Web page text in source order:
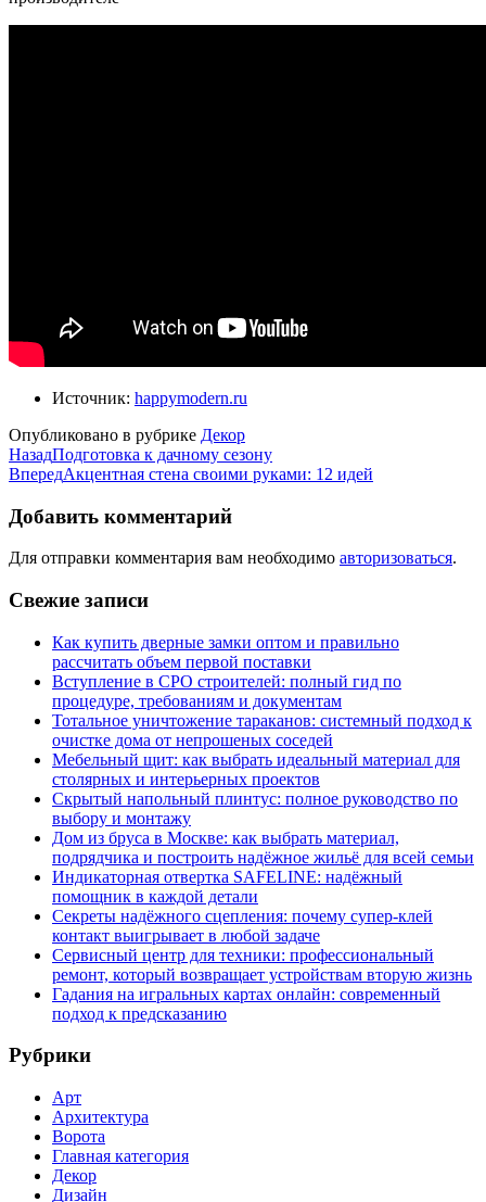
Источник: happymodern.ru
Опубликовано в рубрике Декор
НазадПодготовка к дачному сезону
ВпередАкцентная стена своими руками: 12 идей
Добавить комментарий
Для отправки комментария вам необходимо авторизоваться.
Свежие записи
Как купить дверные замки оптом и правильно
рассчитать объем первой поставки
Вступление в СРО строителей: полный гид по
процедуре, требованиям и документам
Тотальное уничтожение тараканов: системный подход к
очистке дома от непрошеных соседей
Мебельный щит: как выбрать идеальный материал для
столярных и интерьерных проектов
Скрытый напольный плинтус: полное руководство по
выбору и монтажу
Дом из бруса в Москве: как выбрать материал,
подрядчика и построить надёжное жильё для всей семьи
Индикаторная отвертка SAFELINE: надёжный
помощник в каждой детали
Секреты надёжного сцепления: почему супер‑клей
контакт выигрывает в любой задаче
Сервисный центр для техники: профессиональный
ремонт, который возвращает устройствам вторую жизнь
Гадания на игральных картах онлайн: современный
подход к предсказанию
Рубрики
Арт
Архитектура
Ворота
Главная категория
Декор
Дизайн